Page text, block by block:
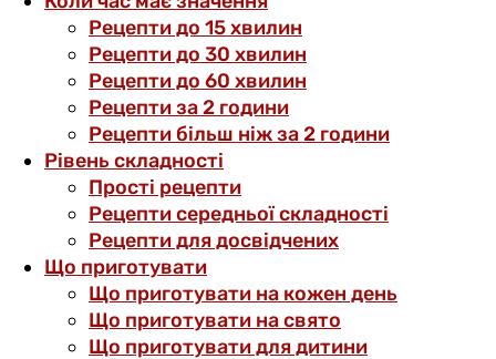
Рецепти до 15 хвилин
Рецепти до 30 хвилин
Рецепти до 60 хвилин
Рецепти за 2 години
Рецепти більш ніж за 2 години
Рівень складності
Прості рецепти
Рецепти середньої складності
Рецепти для досвідчених
Що приготувати
Що приготувати на кожен день
Що приготувати на свято
Що приготувати для дитини